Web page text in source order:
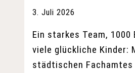
3. Juli 2026
Ein starkes Team, 1000
viele glückliche Kinder:
städtischen Fachamtes